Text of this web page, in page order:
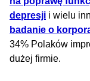
depresji i wielu
badanie o
34% Polaków
dużej firmie.